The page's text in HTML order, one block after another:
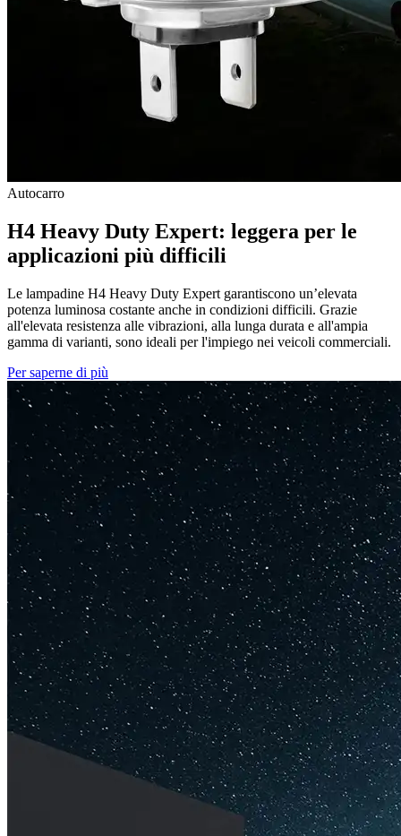
Autocarro
H4 Heavy Duty Expert: leggera per le
applicazioni più difficili
Le lampadine H4 Heavy Duty Expert garantiscono un’elevata
potenza luminosa costante anche in condizioni difficili. Grazie
all'elevata resistenza alle vibrazioni, alla lunga durata e all'ampia
gamma di varianti, sono ideali per l'impiego nei veicoli commerciali.
Per saperne di più